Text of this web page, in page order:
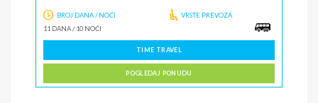
BROJ DANA / NOĆI
11 DANA/10 NOĆI
VRSTE PREVOZA
TIME TRAVEL
POGLEDAJ PONUDU